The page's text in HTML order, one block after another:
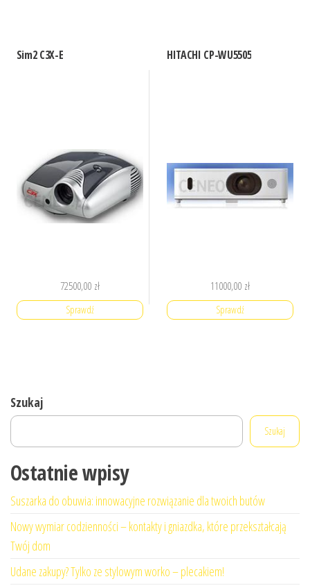
Sim2 C3X-E
72500,00 zł
Sprawdź
HITACHI CP-WU5505
11000,00 zł
Sprawdź
Szukaj
Szukaj
Ostatnie wpisy
Suszarka do obuwia: innowacyjne rozwiązanie dla twoich butów
Nowy wymiar codzienności – kontakty i gniazdka, które przekształcają
Twój dom
Udane zakupy? Tylko ze stylowym worko – plecakiem!